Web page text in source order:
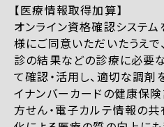
【医療情報取得加算】
オンライン資格確認システム
様にご同意いただいたうえ
診の結果などの診療に必要
て確認・活用し、適切な調剤
イナンバーカードの健康保
方せん・電子カルテ情報の共